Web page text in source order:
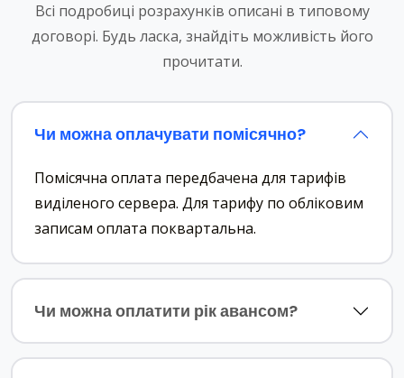
Всі подробиці розрахунків описані в типовому
договорі. Будь ласка, знайдіть можливість його
прочитати.
Чи можна оплачувати помісячно?
Помісячна оплата передбачена для тарифів
виділеного сервера. Для тарифу по обліковим
записам оплата поквартальна.
Чи можна оплатити рік авансом?